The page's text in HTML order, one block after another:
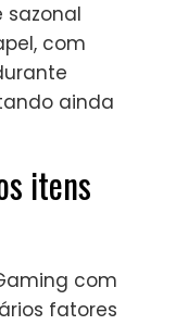
sazonal
com
ainda
itens
com
fatores